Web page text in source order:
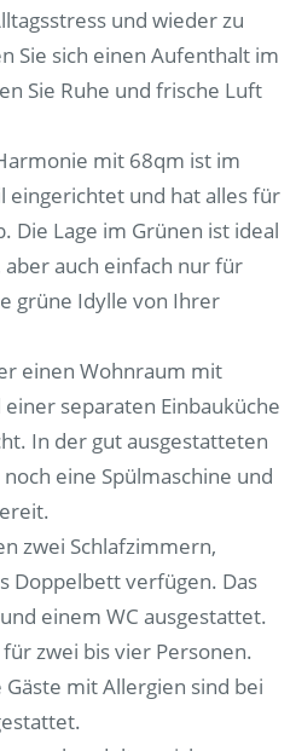
und wieder zu
Sie sich einen Aufenthalt im
Sie Ruhe und frische Luft
mit 68qm ist im
eingerichtet und hat alles für
Die Lage im Grünen ist ideal
auch einfach nur für
grüne Idylle von Ihrer
einen Wohnraum mit
separaten Einbauküche
In der gut ausgestatteten
eine Spülmaschine und
zwei Schlafzimmern,
Doppelbett verfügen. Das
einem WC ausgestattet.
zwei bis vier Personen.
mit Allergien sind bei